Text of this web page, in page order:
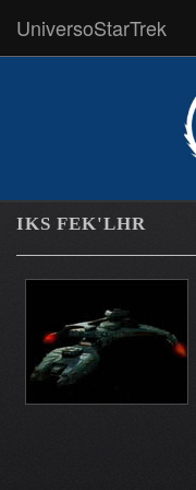
UniversoStarTrek
IKS FEK'LHR